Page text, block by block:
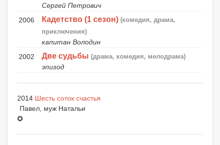
Сергей Петрович
2006
Кадетство (1 сезон) (комедия, драма,
приключения)
капитан Володин
2002
Две судьбы (драма, комедия, мелодрама)
эпизод
2014 Шесть соток счастья
Павел, муж Натальи
✪